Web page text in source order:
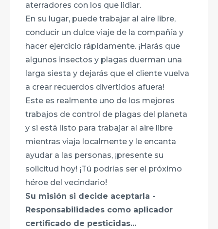
aterradores con los que lidiar.
En su lugar, puede trabajar al aire libre,
conducir un dulce viaje de la compañía y
hacer ejercicio rápidamente. ¡Harás que
algunos insectos y plagas duerman una
larga siesta y dejarás que el cliente vuelva
a crear recuerdos divertidos afuera!
Este es realmente uno de los mejores
trabajos de control de plagas del planeta
y si está listo para trabajar al aire libre
mientras viaja localmente y le encanta
ayudar a las personas, ¡presente su
solicitud hoy! ¡Tú podrías ser el próximo
héroe del vecindario!
Su misión si decide aceptarla -
Responsabilidades como aplicador
certificado de pesticidas...